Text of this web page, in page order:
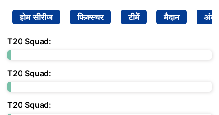
होम सीरीज फिक्स्चर टीमें मैदान अंक
T20 Squad:
T20 Squad:
T20 Squad: